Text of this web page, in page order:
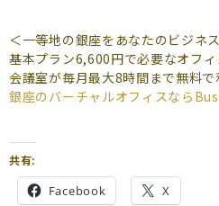
お申し込み
＜一等地の銀座をあなたのビジネ
基本プラン6,600円で必要なオフ
会議室が毎月最大8時間まで無料で
銀座のバーチャルオフィスなら
共有:
Facebook X